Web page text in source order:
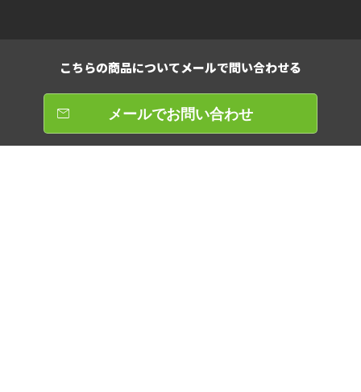
こちらの商品についてメールで問い合わせる
メールでお問い合わせ